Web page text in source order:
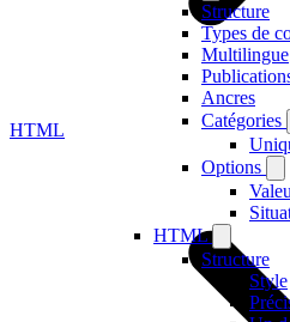
Structure
Types de
Multilingue
Ancres
Catégories
Options
HTML
Structure
Style
HTML